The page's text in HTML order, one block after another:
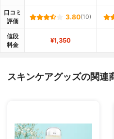
口コミ
評価
3.80(10)
値段
料金
¥1,350
スキンケアグッズの関連